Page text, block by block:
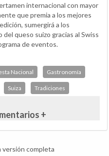
internacional con mayor
que premia a los mejores
sumergirá a los
queso suizo gracias al Swiss
de eventos.
Nacional Gastronomía
Suiza Tradiciones
+
completa